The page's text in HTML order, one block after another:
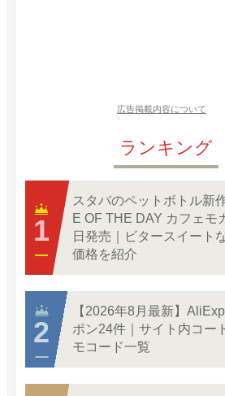
広告掲載内容について
ランキング
スタバのペットボトル新
E OF THE DAY カフェモ
日発売｜ビタースイート
価格を紹介
【2026年8月最新】
ポン24件｜サイト内コー
モコード一覧